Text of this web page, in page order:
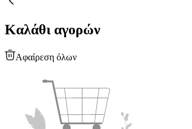
Καλάθι αγορών
Αφαίρεση όλων